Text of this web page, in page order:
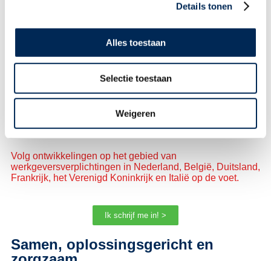
Details tonen
Alles toestaan
Selectie toestaan
Weigeren
Arbeidsreglement in België: een verplichting voor werkgevers
Op de hoogte blijven van het laatste nieuws?
Volg ontwikkelingen op het gebied van
werkgeversverplichtingen in Nederland, België, Duitsland,
Frankrijk, het Verenigd Koninkrijk en Italië op de voet.
Ik schrijf me in! >
Samen, oplossingsgericht en